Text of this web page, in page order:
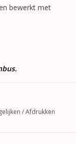
bewerkt met
/Afdrukken